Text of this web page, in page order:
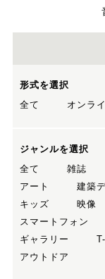
形式を選択
全て
オンラ
ジャンルを選択
全て
雑誌
アート
建築
キッズ
映像
スマートフォン
ギャラリー
アウトドア